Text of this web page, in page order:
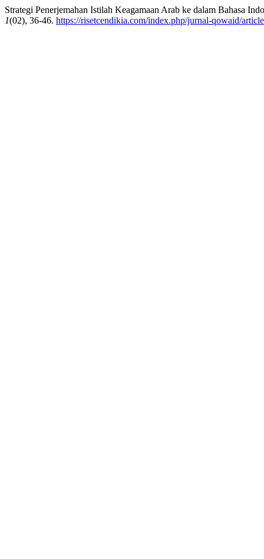
Strategi Penerjemahan Istilah Keagamaan Arab ke dalam Bahasa
1(02), 36-46. https://risetcendikia.com/index.php/jurnal-qowaid/